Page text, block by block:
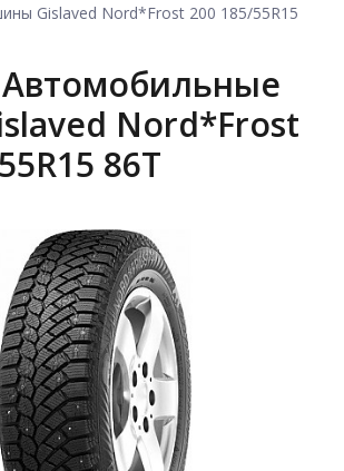
Gislaved Nord*Frost 200 185/55R15
Nord*Frost
86T